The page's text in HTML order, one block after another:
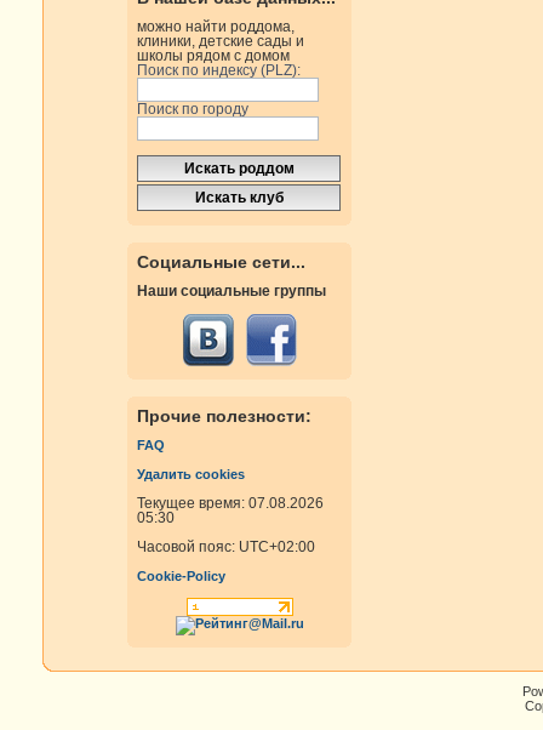
можно найти роддома,
клиники, детские сады и
школы рядом с домом
Поиск по индексу (PLZ):
Поиск по городу
Социальные сети...
Наши социальные группы
Прочие полезности:
FAQ
Удалить cookies
Текущее время: 07.08.2026
05:30
Часовой пояс: UTC+02:00
Cookie-Policy